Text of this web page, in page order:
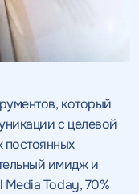
который
с целевой
постоянных
имидж и
Today, 70%